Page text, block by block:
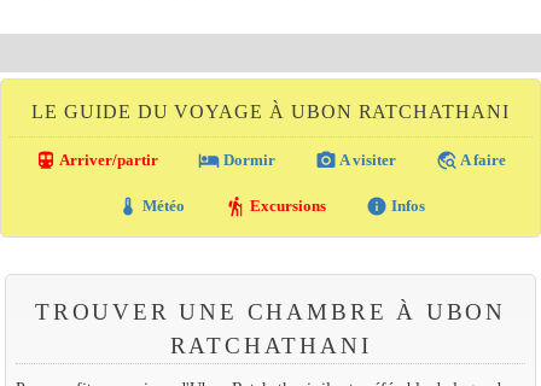
LE GUIDE DU VOYAGE À UBON RATCHATHANI
directions_transit Arriver/partir local_hotel Dormir photo_camera A visiter travel_explore A faire
thermostat Météo hiking Excursions info Infos
TROUVER UNE CHAMBRE À UBON
RATCHATHANI